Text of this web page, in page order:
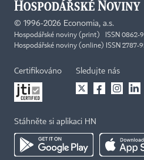
© 1996-2026 Economia, a.s.
Hospodářské noviny (print) ISSN 0862-
Hospodářské noviny (online) ISSN 2787-
Certifikováno Sledujte nás
Stáhněte si aplikaci HN